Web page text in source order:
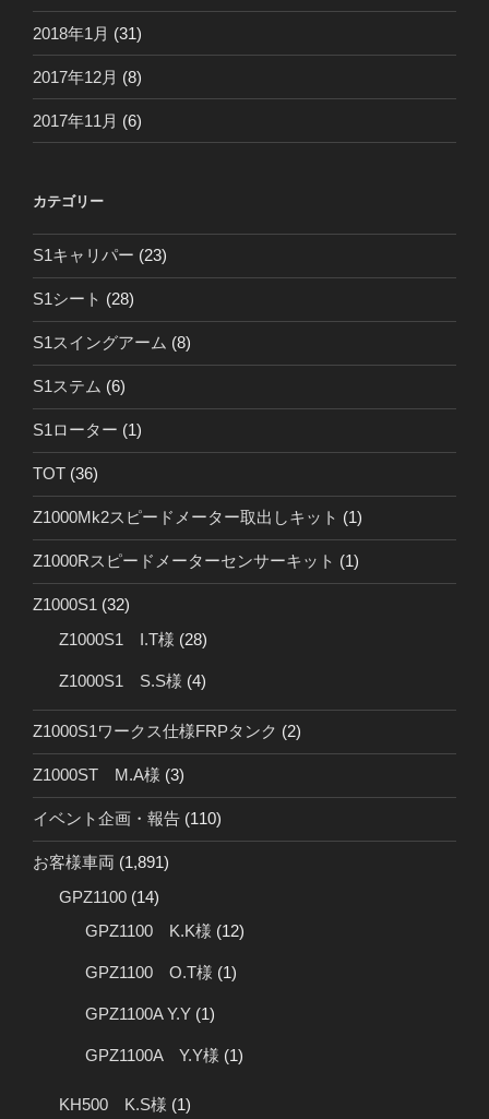
2018年1月 (31)
2017年12月 (8)
2017年11月 (6)
カテゴリー
S1キャリパー (23)
S1シート (28)
S1スイングアーム (8)
S1ステム (6)
S1ローター (1)
TOT (36)
Z1000Mk2スピードメーター取出しキット (1)
Z1000Rスピードメーターセンサーキット (1)
Z1000S1 (32)
Z1000S1 I.T様 (28)
Z1000S1 S.S様 (4)
Z1000S1ワークス仕様FRPタンク (2)
Z1000ST M.A様 (3)
イベント企画・報告 (110)
お客様車両 (1,891)
GPZ1100 (14)
GPZ1100 K.K様 (12)
GPZ1100 O.T様 (1)
GPZ1100A Y.Y (1)
GPZ1100A Y.Y様 (1)
KH500 K.S様 (1)